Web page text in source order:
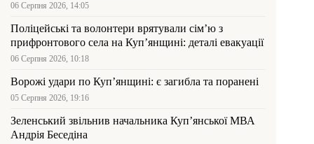
06 Серпня 2026, 14:05
Поліцейські та волонтери врятували сім’ю з
прифронтового села на Куп’янщині: деталі евакуації
06 Серпня 2026, 10:18
Ворожі удари по Куп’янщині: є загибла та поранені
05 Серпня 2026, 19:16
Зеленський звільнив начальника Купʼянської МВА
Андрія Беседіна